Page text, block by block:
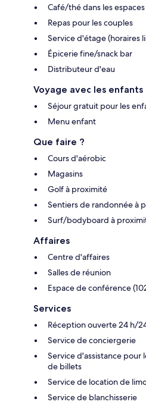
Café/thé dans les
Repas pour les couples
Service d'étage (horaires
Épicerie fine/snack bar
Distributeur d'eau
Voyage avec les enfants
Séjour gratuit pour les
Menu enfant
Que faire ?
Cours d'aérobic
Magasins
Golf à proximité
Sentiers de randonnée à
Surf/bodyboard à
Affaires
Centre d'affaires
Salles de réunion
Espace de conférence
Services
Réception ouverte 24 h/
Service de conciergerie
Service d'assistance pour
de billets
Service de location de
Service de blanchisserie